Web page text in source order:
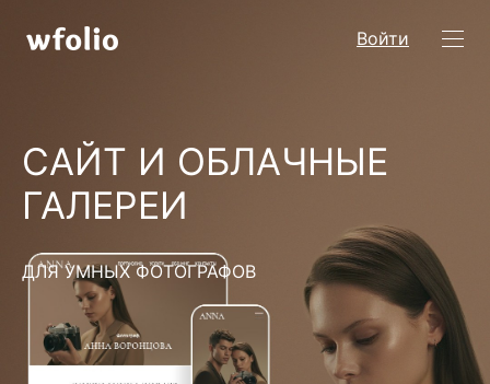
Войти
САЙТ И ОБЛАЧНЫЕ
ГАЛЕРЕИ
ДЛЯ УМНЫХ ФОТОГРАФОВ